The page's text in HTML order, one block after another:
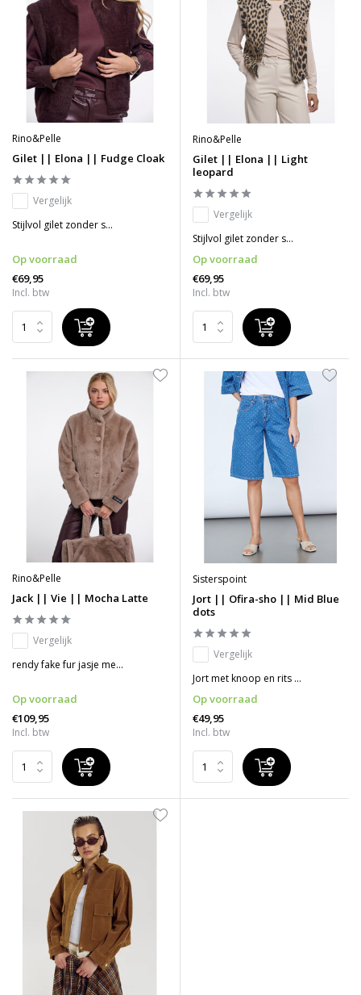
Rino&Pelle
Gilet || Elona || Fudge Cloak
Vergelijk
Stijlvol gilet zonder s...
Op voorraad
€69,95
Incl. btw
Rino&Pelle
Gilet || Elona || Light
leopard
Vergelijk
Stijlvol gilet zonder s...
Op voorraad
€69,95
Incl. btw
Rino&Pelle
Jack || Vie || Mocha Latte
Vergelijk
rendy fake fur jasje me...
Op voorraad
€109,95
Incl. btw
Sisterspoint
Jort || Ofira-sho || Mid Blue
dots
Vergelijk
Jort met knoop en rits ...
Op voorraad
€49,95
Incl. btw